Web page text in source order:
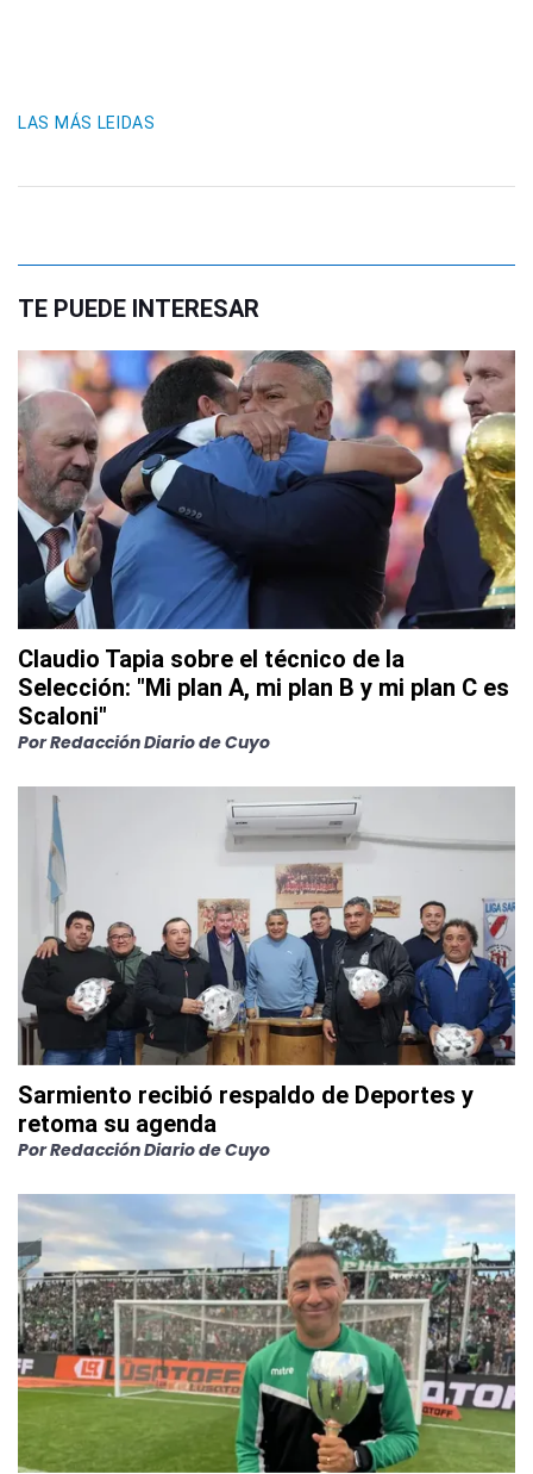
LAS MÁS LEIDAS
TE PUEDE INTERESAR
Claudio Tapia sobre el técnico de la
Selección: "Mi plan A, mi plan B y mi plan C es
Scaloni"
PorRedacción Diario de Cuyo
Sarmiento recibió respaldo de Deportes y
retoma su agenda
PorRedacción Diario de Cuyo